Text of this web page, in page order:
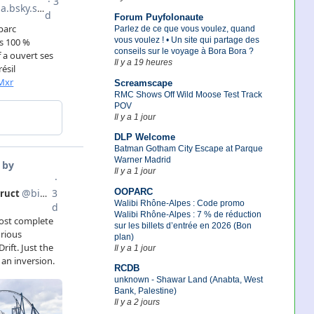
Forum Puyfolonaute
Parlez de ce que vous voulez, quand
vous voulez ! • Un site qui partage des
conseils sur le voyage à Bora Bora ?
Il y a 19 heures
Screamscape
RMC Shows Off Wild Moose Test Track
POV
Il y a 1 jour
DLP Welcome
Batman Gotham City Escape at Parque
Warner Madrid
Il y a 1 jour
OOPARC
Walibi Rhône-Alpes : Code promo
Walibi Rhône-Alpes : 7 % de réduction
sur les billets d’entrée en 2026 (Bon
plan)
Il y a 1 jour
RCDB
unknown - Shawar Land (Anabta, West
Bank, Palestine)
Il y a 2 jours